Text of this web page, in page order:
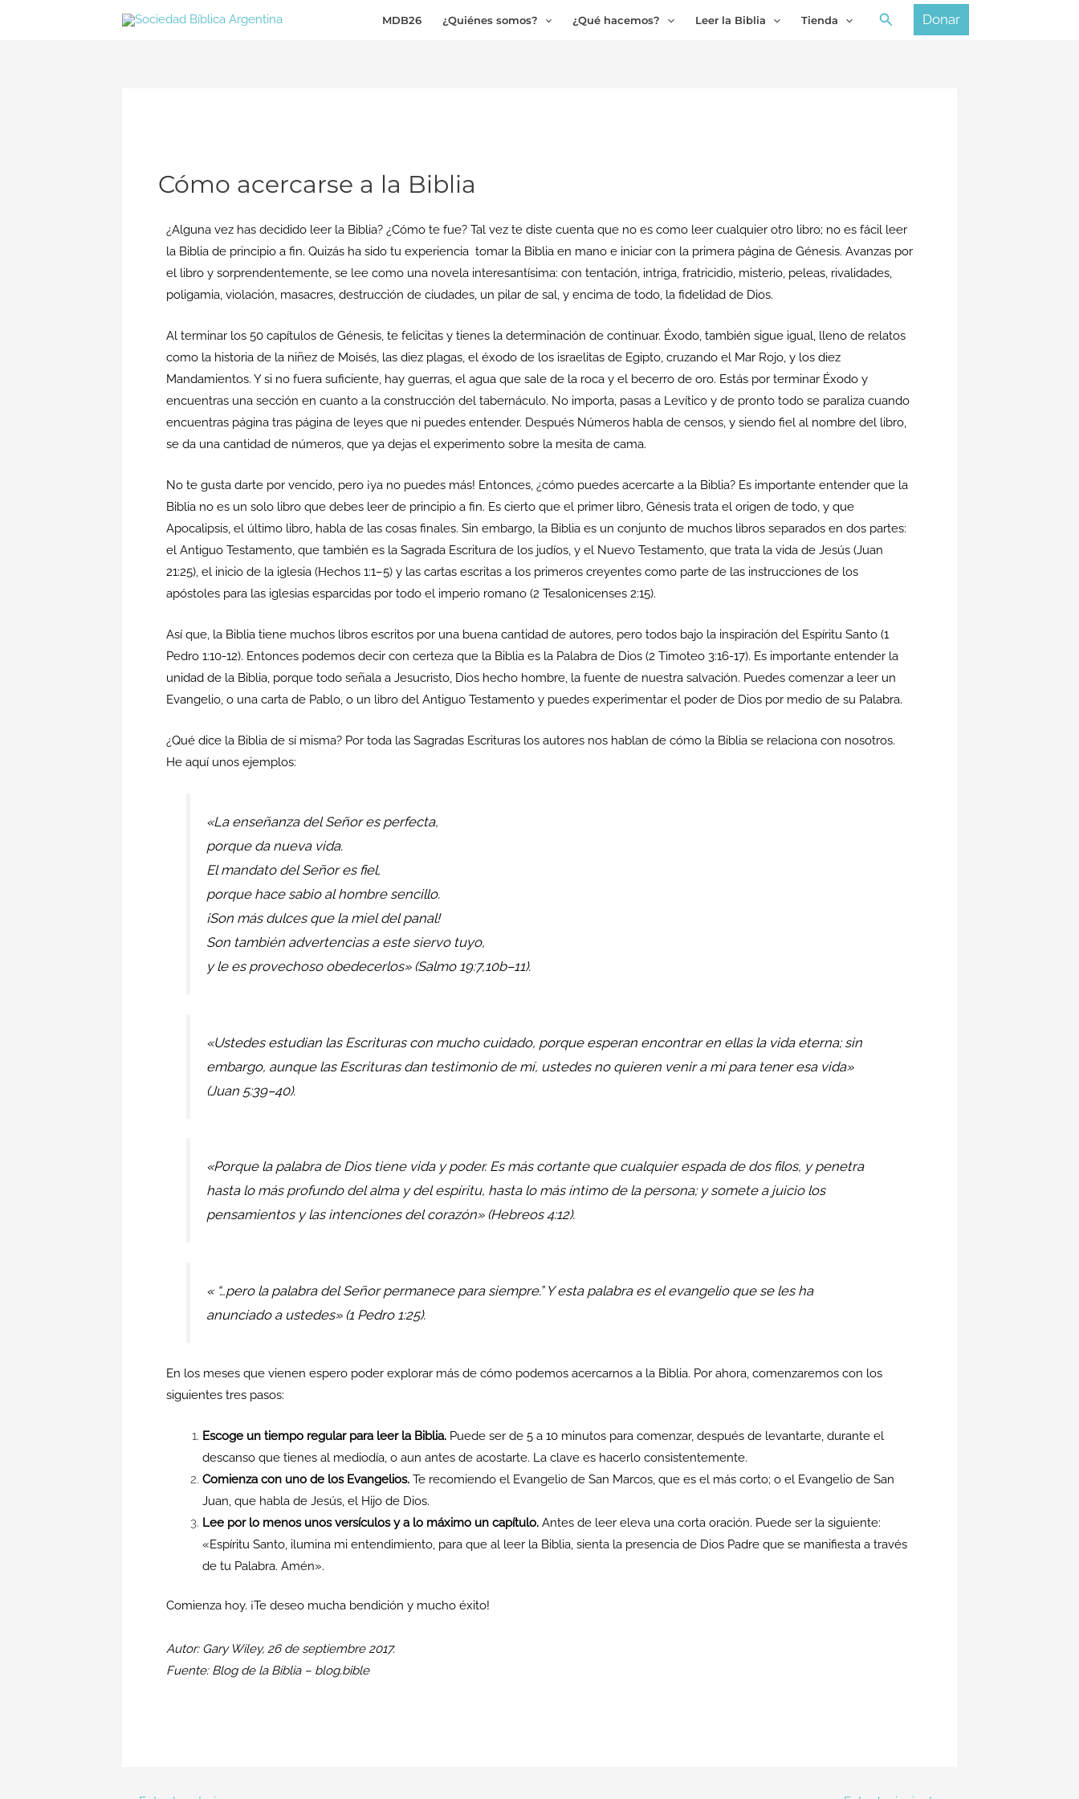
MDB26 ¿Quiénes somos? ¿Qué hacemos? Leer la Biblia Tienda BuscarDonar
Cómo acercarse a la Biblia
¿Alguna vez has decidido leer la Biblia? ¿Cómo te fue? Tal vez te diste cuenta que no es como leer cualquier otro libro; no es fácil leer
la Biblia de principio a fin. Quizás ha sido tu experiencia tomar la Biblia en mano e iniciar con la primera página de Génesis. Avanzas por
el libro y sorprendentemente, se lee como una novela interesantísima: con tentación, intriga, fratricidio, misterio, peleas, rivalidades,
poligamia, violación, masacres, destrucción de ciudades, un pilar de sal, y encima de todo, la fidelidad de Dios.
Al terminar los 50 capítulos de Génesis, te felicitas y tienes la determinación de continuar. Éxodo, también sigue igual, lleno de relatos
como la historia de la niñez de Moisés, las diez plagas, el éxodo de los israelitas de Egipto, cruzando el Mar Rojo, y los diez
Mandamientos. Y si no fuera suficiente, hay guerras, el agua que sale de la roca y el becerro de oro. Estás por terminar Éxodo y
encuentras una sección en cuanto a la construcción del tabernáculo. No importa, pasas a Levítico y de pronto todo se paraliza cuando
encuentras página tras página de leyes que ni puedes entender. Después Números habla de censos, y siendo fiel al nombre del libro,
se da una cantidad de números, que ya dejas el experimento sobre la mesita de cama.
No te gusta darte por vencido, pero ¡ya no puedes más! Entonces, ¿cómo puedes acercarte a la Biblia? Es importante entender que la
Biblia no es un solo libro que debes leer de principio a fin. Es cierto que el primer libro, Génesis trata el origen de todo, y que
Apocalipsis, el último libro, habla de las cosas finales. Sin embargo, la Biblia es un conjunto de muchos libros separados en dos partes:
el Antiguo Testamento, que también es la Sagrada Escritura de los judíos, y el Nuevo Testamento, que trata la vida de Jesús (Juan
21:25), el inicio de la iglesia (Hechos 1:1–5) y las cartas escritas a los primeros creyentes como parte de las instrucciones de los
apóstoles para las iglesias esparcidas por todo el imperio romano (2 Tesalonicenses 2:15).
Así que, la Biblia tiene muchos libros escritos por una buena cantidad de autores, pero todos bajo la inspiración del Espíritu Santo (1
Pedro 1:10-12). Entonces podemos decir con certeza que la Biblia es la Palabra de Dios (2 Timoteo 3:16-17). Es importante entender la
unidad de la Biblia, porque todo señala a Jesucristo, Dios hecho hombre, la fuente de nuestra salvación. Puedes comenzar a leer un
Evangelio, o una carta de Pablo, o un libro del Antiguo Testamento y puedes experimentar el poder de Dios por medio de su Palabra.
¿Qué dice la Biblia de sí misma? Por toda las Sagradas Escrituras los autores nos hablan de cómo la Biblia se relaciona con nosotros.
He aquí unos ejemplos:
«La enseñanza del Señor es perfecta,
porque da nueva vida.
El mandato del Señor es fiel,
porque hace sabio al hombre sencillo.
¡Son más dulces que la miel del panal!
Son también advertencias a este siervo tuyo,
y le es provechoso obedecerlos» (Salmo 19:7,10b–11).
«Ustedes estudian las Escrituras con mucho cuidado, porque esperan encontrar en ellas la vida eterna; sin
embargo, aunque las Escrituras dan testimonio de mí, ustedes no quieren venir a mí para tener esa vida»
(Juan 5:39–40).
«Porque la palabra de Dios tiene vida y poder. Es más cortante que cualquier espada de dos filos, y penetra
hasta lo más profundo del alma y del espíritu, hasta lo más íntimo de la persona; y somete a juicio los
pensamientos y las intenciones del corazón» (Hebreos 4:12).
« “…pero la palabra del Señor permanece para siempre.” Y esta palabra es el evangelio que se les ha
anunciado a ustedes» (1 Pedro 1:25).
En los meses que vienen espero poder explorar más de cómo podemos acercarnos a la Biblia. Por ahora, comenzaremos con los
siguientes tres pasos:
Escoge un tiempo regular para leer la Biblia. Puede ser de 5 a 10 minutos para comenzar, después de levantarte, durante el
descanso que tienes al mediodía, o aun antes de acostarte. La clave es hacerlo consistentemente.
Comienza con uno de los Evangelios. Te recomiendo el Evangelio de San Marcos, que es el más corto; o el Evangelio de San
Juan, que habla de Jesús, el Hijo de Dios.
Lee por lo menos unos versículos y a lo máximo un capítulo. Antes de leer eleva una corta oración. Puede ser la siguiente:
«Espíritu Santo, ilumina mi entendimiento, para que al leer la Biblia, sienta la presencia de Dios Padre que se manifiesta a través
de tu Palabra. Amén».
Comienza hoy. ¡Te deseo mucha bendición y mucho éxito!
Autor: Gary Wiley, 26 de septiembre 2017.
Fuente: Blog de la Biblia – blog.bible